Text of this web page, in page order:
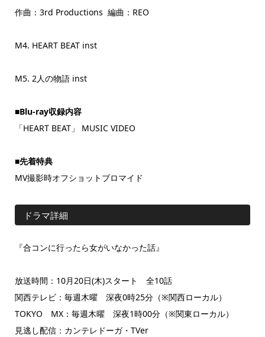
作曲：3rd Productions 編曲：REO
M4. HEART BEAT inst
M5. 2人の物語 inst
■Blu-ray収録内容
「HEART BEAT」 MUSIC VIDEO
■先着特典
MV撮影時オフショットブロマイド
ドラマ詳細
『合コンに行ったら女がいなかった話』
放送時間：10月20日(木)スタート 全10話
関西テレビ：毎週木曜 深夜0時25分（※関西ローカル）
TOKYO MX：毎週木曜 深夜1時00分（※関東ローカル）
見逃し配信：カンテレドーガ・TVer